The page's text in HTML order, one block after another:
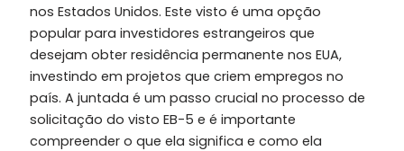
nos Estados Unidos. Este visto é uma opção
popular para investidores estrangeiros que
desejam obter residência permanente nos EUA,
investindo em projetos que criem empregos no
país. A juntada é um passo crucial no processo de
solicitação do visto EB-5 e é importante
compreender o que ela significa e como ela